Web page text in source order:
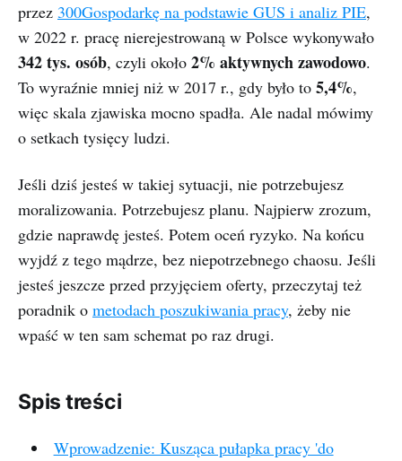
przez 300Gospodarkę na podstawie GUS i analiz PIE,
w 2022 r. pracę nierejestrowaną w Polsce wykonywało
342 tys. osób, czyli około 2% aktywnych zawodowo.
To wyraźnie mniej niż w 2017 r., gdy było to 5,4%,
więc skala zjawiska mocno spadła. Ale nadal mówimy
o setkach tysięcy ludzi.
Jeśli dziś jesteś w takiej sytuacji, nie potrzebujesz
moralizowania. Potrzebujesz planu. Najpierw zrozum,
gdzie naprawdę jesteś. Potem oceń ryzyko. Na końcu
wyjdź z tego mądrze, bez niepotrzebnego chaosu. Jeśli
jesteś jeszcze przed przyjęciem oferty, przeczytaj też
poradnik o metodach poszukiwania pracy, żeby nie
wpaść w ten sam schemat po raz drugi.
Spis treści
Wprowadzenie: Kusząca pułapka pracy 'do